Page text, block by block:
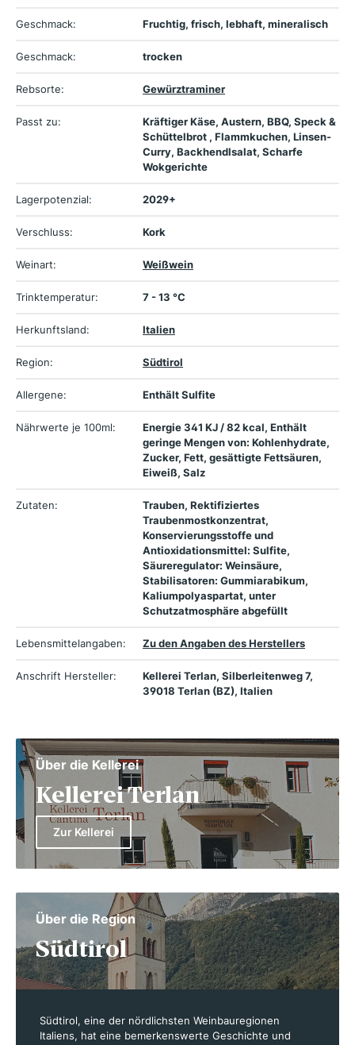
Geschmack: Fruchtig, frisch, lebhaft, mineralisch
Geschmack: trocken
Rebsorte: Gewürztraminer
Passt zu:
Kräftiger Käse, Austern, BBQ, Speck &
Schüttelbrot , Flammkuchen, Linsen-
Curry, Backhendlsalat, Scharfe
Wokgerichte
Lagerpotenzial: 2029+
Verschluss: Kork
Weinart: Weißwein
Trinktemperatur: 7 - 13 °C
Herkunftsland: Italien
Region: Südtirol
Allergene: Enthält Sulfite
Nährwerte je 100ml:
Energie 341 KJ / 82 kcal, Enthält
geringe Mengen von: Kohlenhydrate,
Zucker, Fett, gesättigte Fettsäuren,
Eiweiß, Salz
Zutaten:
Trauben, Rektifiziertes
Traubenmostkonzentrat,
Konservierungsstoffe und
Antioxidationsmittel: Sulfite,
Säureregulator: Weinsäure,
Stabilisatoren: Gummiarabikum,
Kaliumpolyaspartat, unter
Schutzatmosphäre abgefüllt
Lebensmittelangaben: Zu den Angaben des Herstellers
Anschrift Hersteller:
Kellerei Terlan, Silberleitenweg 7,
39018 Terlan (BZ), Italien
Über die Kellerei
Kellerei Terlan
Zur Kellerei
Über die Region
Südtirol
Südtirol, eine der nördlichsten Weinbauregionen
Italiens, hat eine bemerkenswerte Geschichte und